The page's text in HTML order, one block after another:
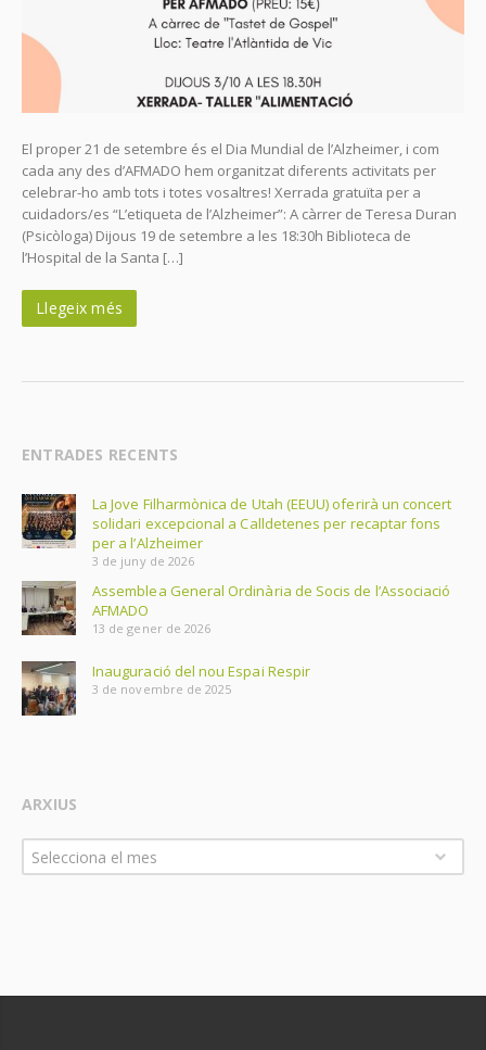
El proper 21 de setembre és el Dia Mundial de l’Alzheimer, i com
cada any des d’AFMADO hem organitzat diferents activitats per
celebrar-ho amb tots i totes vosaltres! Xerrada gratuïta per a
cuidadors/es “L’etiqueta de l’Alzheimer”: A càrrer de Teresa Duran
(Psicòloga) Dijous 19 de setembre a les 18:30h Biblioteca de
l’Hospital de la Santa […]
Llegeix més
ENTRADES RECENTS
La Jove Filharmònica de Utah (EEUU) oferirà un concert
solidari excepcional a Calldetenes per recaptar fons
per a l’Alzheimer
3 de juny de 2026
Assemblea General Ordinària de Socis de l’Associació
AFMADO
13 de gener de 2026
Inauguració del nou Espai Respir
3 de novembre de 2025
ARXIUS
Arxius
Selecciona el mes